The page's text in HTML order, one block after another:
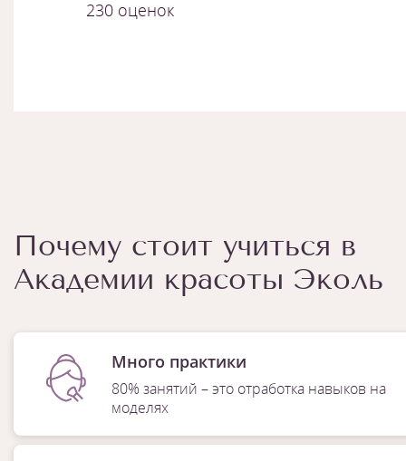
230 оценок
Почему стоит учиться в
Академии красоты Эколь
Много практики
80% занятий – это отработка навыков на
моделях